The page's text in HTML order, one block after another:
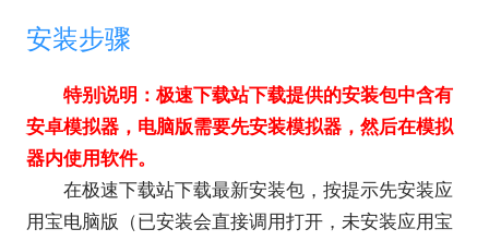
安装步骤
特别说明：极速下载站下载提供的安装包中含有
安卓模拟器，电脑版需要先安装模拟器，然后在模拟
器内使用软件。
在极速下载站下载最新安装包，按提示先安装应
用宝电脑版（已安装会直接调用打开，未安装应用宝